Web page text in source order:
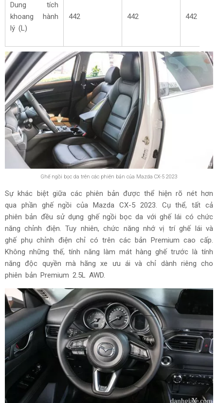
Dung tích
khoang hành
lý (L)
442 442 442
Ghế ngồi bọc da trên các phiên bản của Mazda CX-5 2023
Sự khác biệt giữa các phiên bản được thể hiện rõ nét hơn
qua phần ghế ngồi của Mazda CX-5 2023. Cụ thể, tất cả
phiên bản đều sử dụng ghế ngồi bọc da với ghế lái có chức
năng chỉnh điện. Tuy nhiên, chức năng nhớ vị trí ghế lái và
ghế phụ chỉnh điện chỉ có trên các bản Premium cao cấp.
Không những thế, tính năng làm mát hàng ghế trước là tính
năng độc quyền mà hãng xe ưu ái và chỉ dành riêng cho
phiên bản Premium 2.5L AWD.